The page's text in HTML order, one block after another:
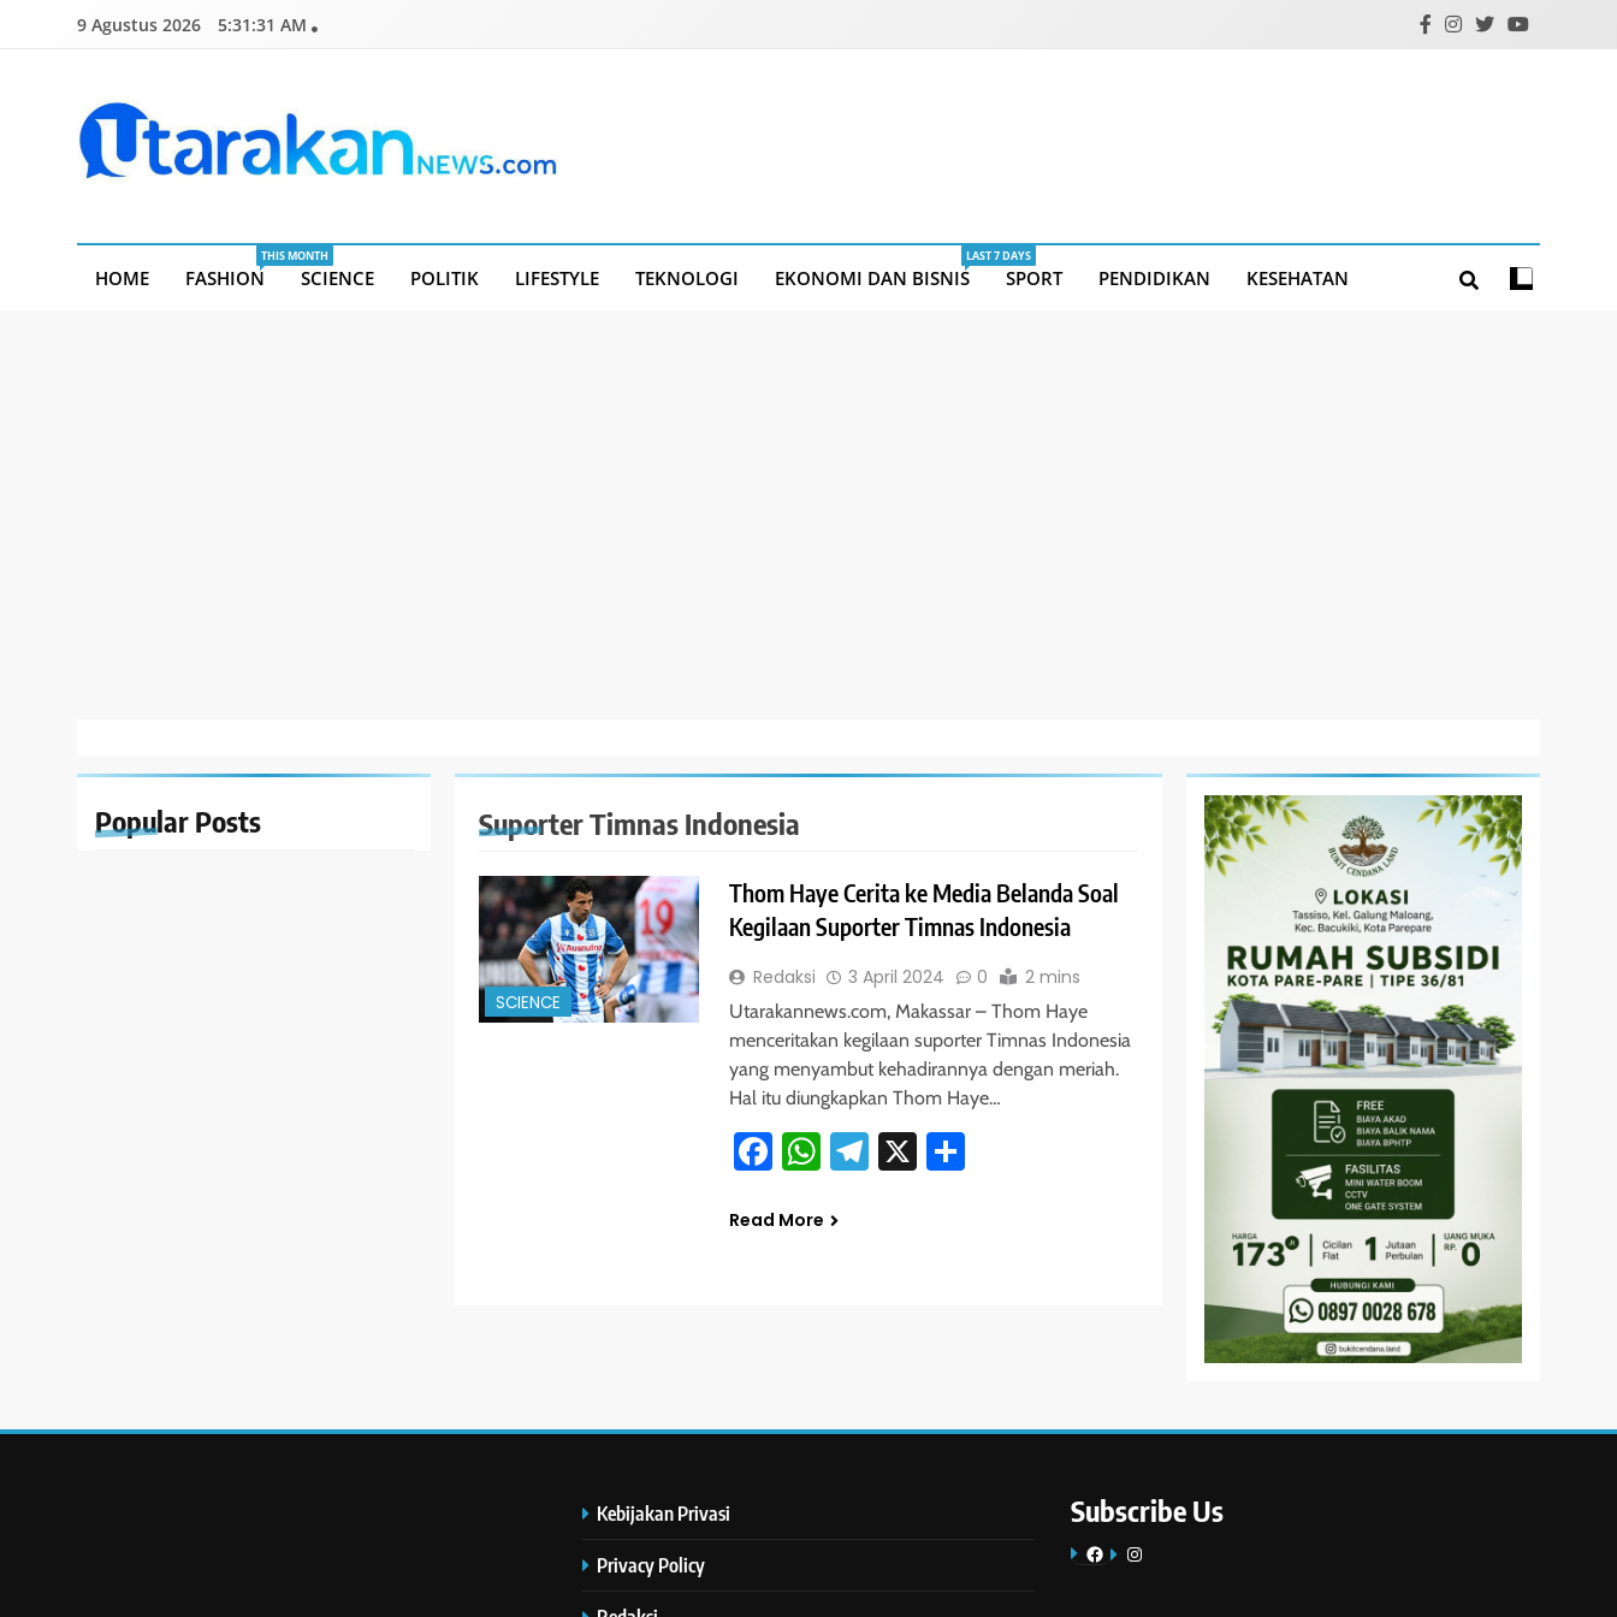
9 Agustus 2026 5:31:31 AM
HOME FASHION
THIS MONTH
SCIENCE POLITIK LIFESTYLE TEKNOLOGI EKONOMI DAN BISNIS
LAST 7 DAYS
SPORT PENDIDIKAN KESEHATAN
Popular Posts Suporter Timnas Indonesia
SCIENCE
Thom Haye Cerita ke Media Belanda Soal
Kegilaan Suporter Timnas Indonesia
Redaksi 3 April 2024 0 2 mins
Utarakannews.com, Makassar – Thom Haye
menceritakan kegilaan suporter Timnas Indonesia
yang menyambut kehadirannya dengan meriah.
Hal itu diungkapkan Thom Haye…
Facebook
WhatsApp
Telegram
X Share
Read More
Kebijakan Privasi
Privacy Policy
Subscribe Us
FacebookInstagram